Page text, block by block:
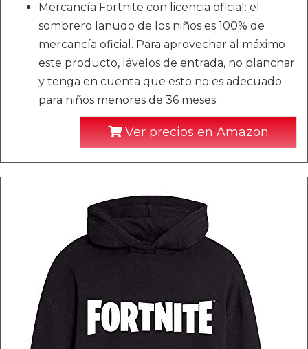
Mercancía Fortnite con licencia oficial: el
sombrero lanudo de los niños es 100% de
mercancía oficial. Para aprovechar al máximo
este producto, lávelos de entrada, no planchar
y tenga en cuenta que esto no es adecuado
para niños menores de 36 meses.
Ver precios en Amazon